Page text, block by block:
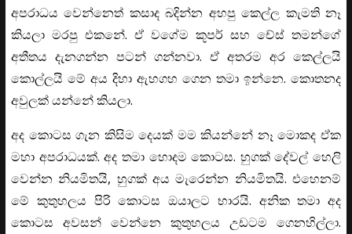
අපරාධය වෙන්නෙත් කසාද බදින්න අහපු කෙල්ල කැමති නෑ
කියලා මරපු එකනේ. ඒ වගේම කූපර් සහ චේස් තමන්ගේ
අතීතය දැනගන්න පටන් ගන්නවා. ඒ අතරම අර කෙල්ලයි
කොල්ලයි මේ අය දිහා ඇහගහ ගෙන තමා ඉන්නෙ. කොතනද
අවුලක් යන්නේ කියලා.
අද කොටස ගැන කිසිම දෙයක් මම කියන්නේ නෑ මොකද ඒක
මහා අපරාධයක්. අද තමා හොදම කොටස. හුගක් දේවල් හෙලි
වෙන්න නියමිතයි, හුගක් අය මැරෙන්න නියමිතයි. එහෙනම්
මේ කුතුහලය පිරි කොටස ඔයාලට භාරයි. අනික තමා අද
කොටස අවසන් වෙන්නෙ කුතුහලය උඩටම ගෙනහිල්ලා.